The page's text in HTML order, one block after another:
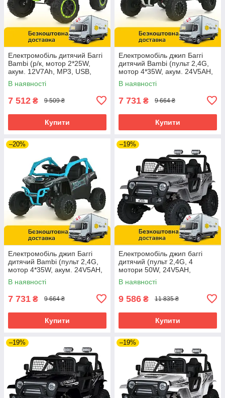
Електромобіль дитячий Баггі
Bambi (р/к, мотор 2*25W,
акум. 12V7Ah, MP3, USB,
BLUETOOTH) M 6141EBLR-5
Зелений
В наявності
7 512 ₴ 9 509 ₴
Купити
Електромобіль джип Баггі
дитячий Bambi (пульт 2,4G,
мотор 4*35W, акум. 24V5AH,
EVA, TF) JS330EBLR-11(24V)
Сірий
В наявності
7 731 ₴ 9 664 ₴
Купити
–20%
Електромобіль джип Баггі
дитячий Bambi (пульт 2,4G,
мотор 4*35W, акум. 24V5AH,
EVA, TF) JS330EBLR-2-
4(24V) Чорно-синій
В наявності
7 731 ₴ 9 664 ₴
Купити
–19%
Електромобіль джип баггі
дитячий (пульт 2,4G, 4
мотори 50W, 24V5AH,
музика, світло) Bambi M
5991EBLR-11(24V)
В наявності
9 586 ₴ 11 835 ₴
Купити
–19% –19%